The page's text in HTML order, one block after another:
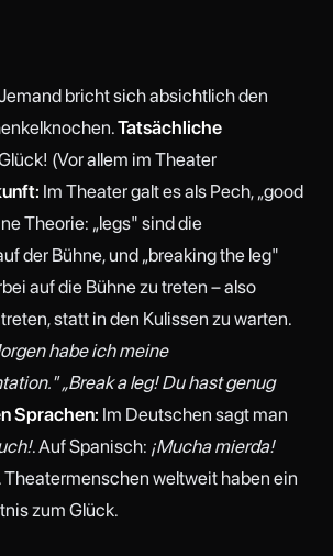
bricht sich absichtlich den
Tatsächliche
(Vor allem im Theater
Im Theater galt es als Pech, „good
Theorie: „legs" sind die
der Bühne, und „breaking the leg"
auf die Bühne zu treten – also
statt in den Kulissen zu warten.
habe ich meine
„Break a leg! Du hast genug
Sprachen: Im Deutschen sagt man
. Auf Spanisch: ¡Mucha mierda!
Theatermenschen weltweit haben ein
zum Glück.